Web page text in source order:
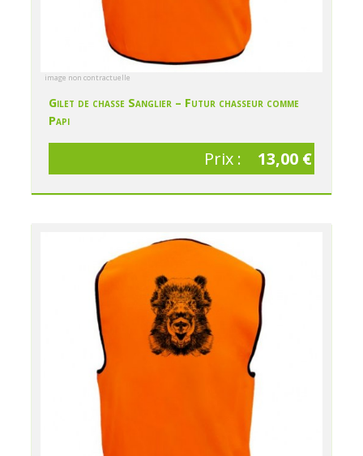
image non contractuelle
Gilet de chasse Sanglier – Futur chasseur comme
Papi
Prix : 13,00 €